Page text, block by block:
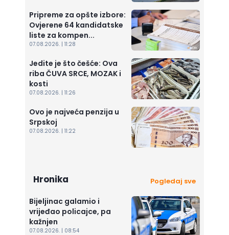
Pripreme za opšte izbore:
Ovjerene 64 kandidatske
liste za kompen...
07.08.2026. | 11:28
Jedite je što češće: Ova
riba ČUVA SRCE, MOZAK i
kosti
07.08.2026. | 11:26
Ovo je najveća penzija u
Srpskoj
07.08.2026. | 11:22
Hronika Pogledaj sve
Bijeljinac galamio i
vrijeđao policajce, pa
kažnjen
07.08.2026. | 08:54